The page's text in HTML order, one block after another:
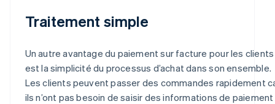
Traitement simple
Un autre avantage du paiement sur facture pour les clients
est la simplicité du processus d’achat dans son ensemble.
Les clients peuvent passer des commandes rapidement
ils n’ont pas besoin de saisir des informations de paiement